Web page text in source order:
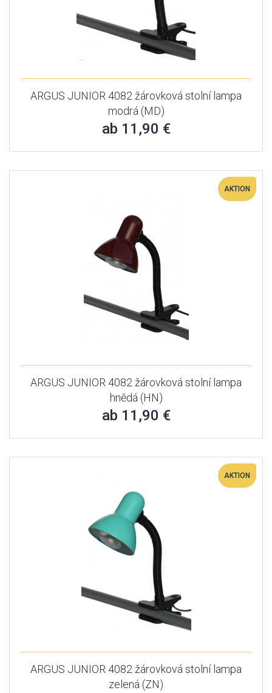
ARGUS JUNIOR 4082 žárovková stolní lampa
modrá (MD)
ab 11,90 €
AKTION
ARGUS JUNIOR 4082 žárovková stolní lampa
hnědá (HN)
ab 11,90 €
AKTION
ARGUS JUNIOR 4082 žárovková stolní lampa
zelená (ZN)